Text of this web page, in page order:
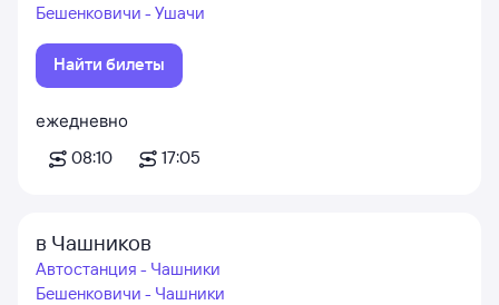
Бешенковичи - Ушачи
Найти билеты
ежедневно
08:10
17:05
в Чашников
Автостанция - Чашники
Бешенковичи - Чашники